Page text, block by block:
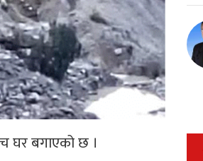
घर बगाएको छ ।